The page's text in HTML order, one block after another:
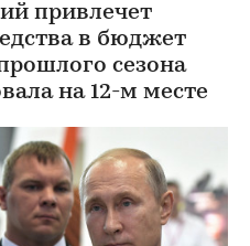
привлечет
в бюджет
сезона
на 12-м месте